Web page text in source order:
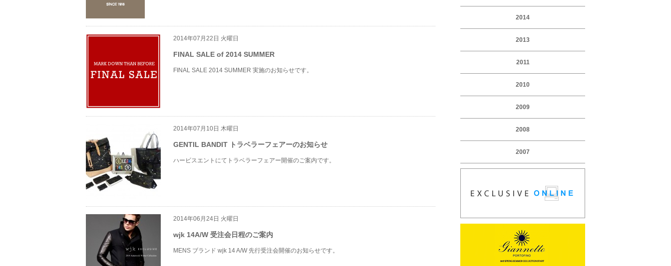
2014年07月22日 火曜日
FINAL SALE of 2014 SUMMER
FINAL SALE 2014 SUMMER 実施のお知らせです。
2014年07月10日 木曜日
GENTIL BANDIT トラベラーフェアーのお知らせ
ハービスエントにてトラベラーフェアー開催のご案内です。
2014年06月24日 火曜日
wjk 14A/W 受注会日程のご案内
MENS ブランド wjk 14 A/W 先行受注会開催のお知らせです。
2014
2013
2011
2010
2009
2008
2007